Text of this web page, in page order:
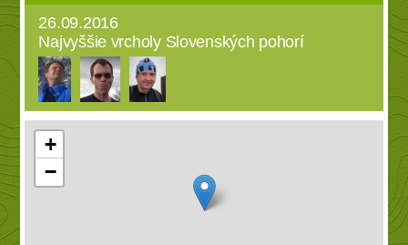
26.09.2016
Najvyššie vrcholy Slovenských pohorí
+
−